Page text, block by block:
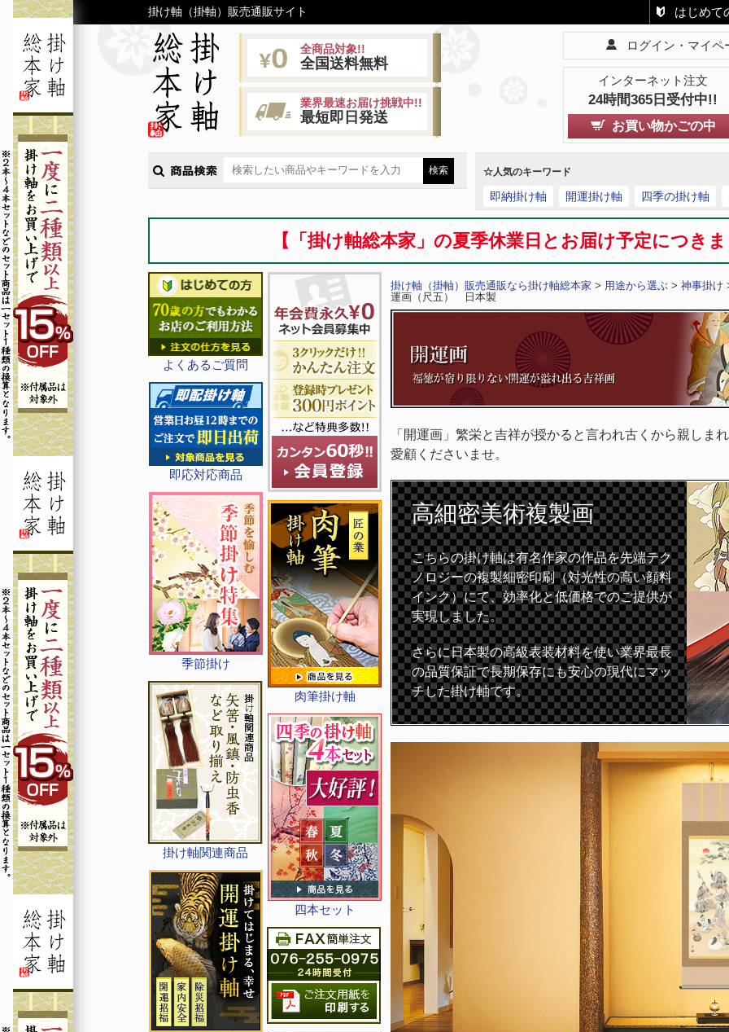
掛け軸（掛軸）販売通販サイト はじめて
全商品対象!!
全国送料無料
業界最速お届け挑戦中!!
最短即日発送
ログイン・マイペ
インターネット注文
24時間365日受付中!!
お買い物かごの中
☆人気のキーワード
即納掛け軸 開運掛け軸 四季の掛け軸
【「掛け軸総本家」の夏季休業日とお届け予定につ
よくあるご質問
即応対応商品
季節掛け
掛け軸関連商品
肉筆掛け軸
四本セット
掛け軸（掛軸）販売通販なら掛け軸総本家 > 用途から選ぶ > 神事掛け
運画（尺五） 日本製
「開運画」繁栄と吉祥が授かると言われ古くから親しま
愛顧くださいませ。
高細密美術複製画
こちらの掛け軸は有名作家の作品を先端テク
ノロジーの複製細密印刷（対光性の高い顔料
インク）にて、効率化と低価格でのご提供が
実現しました。
さらに日本製の高級表装材料を使い業界最長
の品質保証で長期保存にも安心の現代にマッ
チした掛け軸です。